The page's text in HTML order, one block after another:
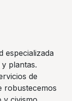
especializada
plantas.
de
robustecemos